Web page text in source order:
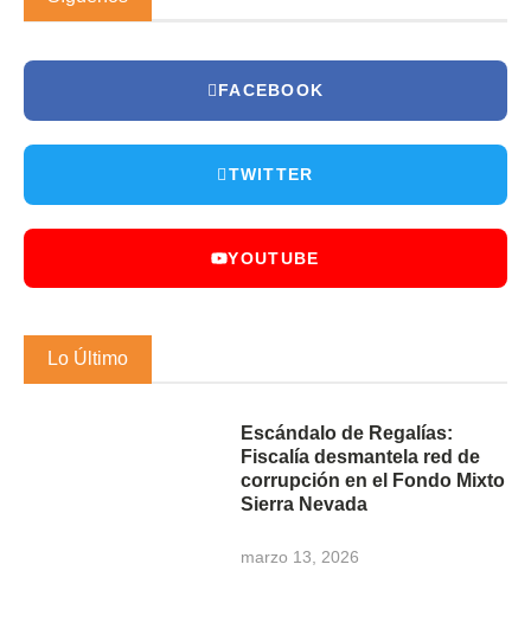
FACEBOOK
TWITTER
YOUTUBE
Lo Último
Escándalo de Regalías:
Fiscalía desmantela red de
corrupción en el Fondo Mixto
Sierra Nevada
marzo 13, 2026